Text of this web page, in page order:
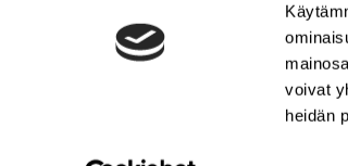
voivat
heidän